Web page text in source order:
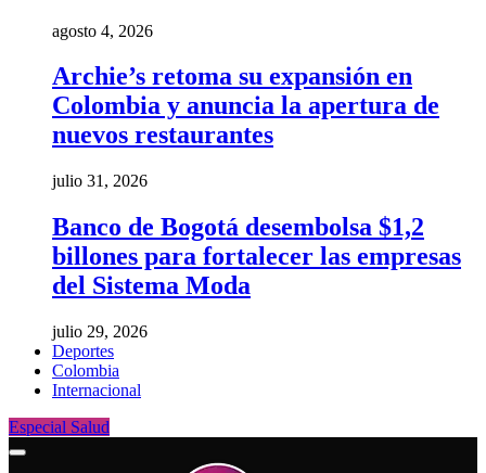
agosto 4, 2026
Archie’s retoma su expansión en
Colombia y anuncia la apertura de
nuevos restaurantes
julio 31, 2026
Banco de Bogotá desembolsa $1,2
billones para fortalecer las empresas
del Sistema Moda
julio 29, 2026
Deportes
Colombia
Internacional
Especial Salud